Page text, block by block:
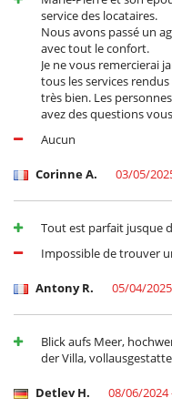
All'esterno
Barbecue
Cucina estiva
Giardino
Parcheggio
Posti per cenare a cielo
Sedie lunge vicino alla piscina
Accesso internet (wifi)
Console di gioco (X-box,
Music speaker
Ping-Pong
Piscina calda esteriore
Sistema di sicurezza per
Tivù
Zona di boccia
Cucina completamente
service des locataires.
Nous avons passé un
avec tout le confort.
Je ne vous remercierai
tous les services
très bien. Les
avez des questions
Aucun
Corinne A. 03/05/
Tout est parfait jusque
Impossible de trouver
Antony R. 05/04/
Blick aufs Meer,
der Villa,
Detlev H. 08/06/2024